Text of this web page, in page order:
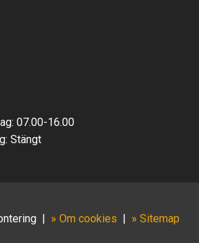
07.00-16.00
Stängt
» Om cookies » Sitemap